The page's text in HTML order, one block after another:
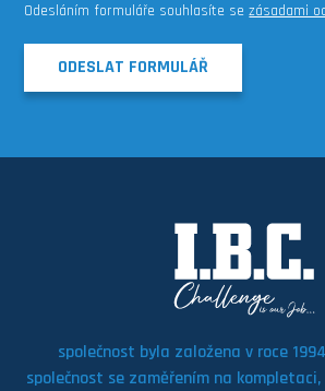
Odesláním formuláře souhlasíte sezásadami
ODESLAT FORMULÁŘ
společnost byla založena v roce
společnost se zaměřením na